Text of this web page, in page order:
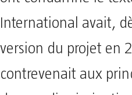
International avait,
version du projet en
contrevenait aux